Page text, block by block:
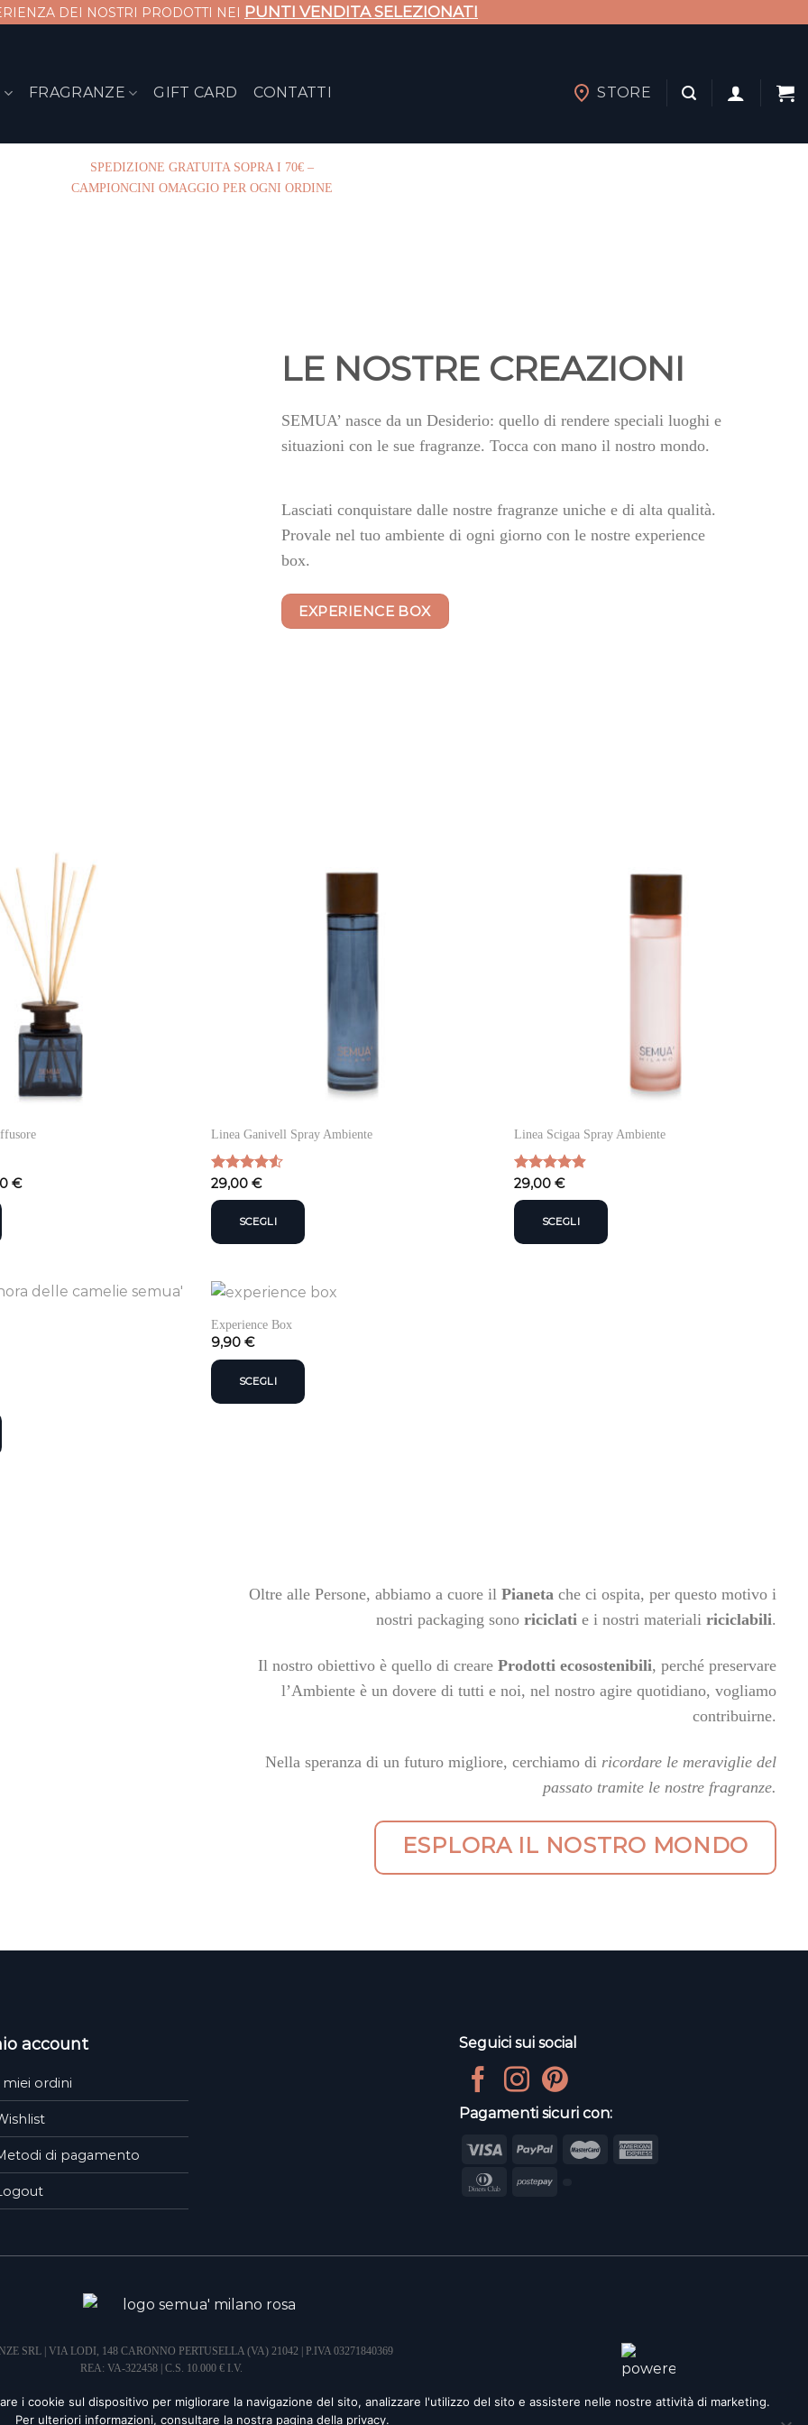
DEI NOSTRI PRODOTTI NEI PUNTI VENDITA SELEZIONATI
FRAGRANZE GIFT CARD CONTATTI STORE
SPEDIZIONE GRATUITA SOPRA I 70€ –
CAMPIONCINI OMAGGIO PER OGNI ORDINE
LE NOSTRE CREAZIONI
SEMUA’ nasce da un Desiderio: quello di rendere speciali luoghi e
situazioni con le sue fragranze. Tocca con mano il nostro mondo.
Lasciati conquistare dalle nostre fragranze uniche e di alta qualità.
Provale nel tuo ambiente di ogni giorno con le nostre experience
box.
EXPERIENCE BOX
€
Linea Ganivell Spray Ambiente
Valutato
4.50su 5
29,00 €
SCEGLI
Linea Scigaa Spray Ambiente
Valutato
4.88su 5
29,00 €
SCEGLI
Experience Box
9,90 €
SCEGLI
Oltre alle Persone, abbiamo a cuore il Pianeta che ci ospita, per questo motivo i
nostri packaging sono riciclati e i nostri materiali riciclabili.
Il nostro obiettivo è quello di creare Prodotti ecosostenibili, perché preservare
l’Ambiente è un dovere di tutti e noi, nel nostro agire quotidiano, vogliamo
contribuirne.
Nella speranza di un futuro migliore, cerchiamo di ricordare le meraviglie del
passato tramite le nostre fragranze.
ESPLORA IL NOSTRO MONDO
account
miei ordini
di pagamento
Seguici sui social
Pagamenti sicuri con:
SRL | VIA LODI, 148 CARONNO PERTUSELLA (VA) 21042 | P.IVA 03271840369
REA: VA-322458 | C.S. 10.000 € I.V.
i cookie sul dispositivo per migliorare la navigazione del sito, analizzare l'utilizzo del sito e assistere nelle nostre attività di marketing.
Per ulteriori informazioni, consultare la nostra pagina della privacy.